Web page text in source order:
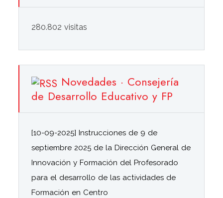
280.802 visitas
Novedades · Consejería
de Desarrollo Educativo y FP
[10-09-2025] Instrucciones de 9 de
septiembre 2025 de la Dirección General de
Innovación y Formación del Profesorado
para el desarrollo de las actividades de
Formación en Centro